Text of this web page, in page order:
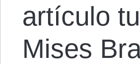
artículo
Mises